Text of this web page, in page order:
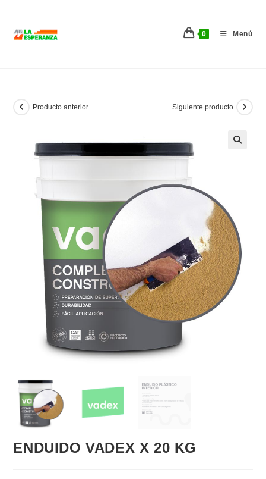
contenido
0 Menú
Producto anterior Siguiente producto
ENDUIDO VADEX X 20 KG